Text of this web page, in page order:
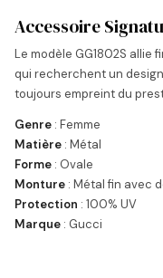
Accessoire
Le modèle GG1802S allie
qui recherchent un
toujours empreint du
Genre : Femme
Matière : Métal
Forme : Ovale
Monture : Métal fin avec
Protection : 100% UV
Marque : Gucci